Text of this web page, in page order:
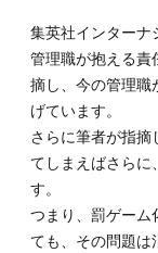
シャー
と責任
3.2.
3-2.報
酬と役
職に伴
う責任
量が見
合わな
い
集英社インターナ
管理職が抱える責
摘し、今の管理職
げています。
さらに筆者が指摘
てしまえばさらに
す。
つまり、罰ゲーム
ても、その問題は